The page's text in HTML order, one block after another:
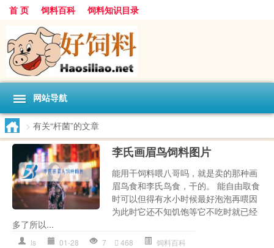
首 页 饲料百科 饲料知识目录
网站导航
> 有关“杆菌”的文章
李氏画眉鸟饲料图片
能用干饲料喂八哥吗，就是卖的那种画
眉鸟食和李氏鸟食，干的。 能自由取食
时可以但得有水小时候最好泡泡再喂因
为此时它还不知饥饱等它不吃时就已经
多了所以...
ls 01-28 7 468 饲料百科